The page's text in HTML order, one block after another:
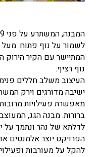
לשמור על נוף פתוח. מעל
המתיישר עם הקיר הירוק
נוף רציף.
העיצוב משלב חללים
ישיבה מדורגים וירק
מאפשרת פעילויות
ברורות. מבנה הגג,
לדלתא של נהר ונתמך על
הפרויקט יוצר אלמנטים
להקל על מעורבות